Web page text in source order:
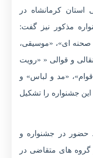
استان کرمانشاه در
مذکور نیز گفت:
صحنه ای»، «موسیقی،
و قوالی « «رویت
«مد و لباس» و
جشنواره را تشکیل
در جشنواره و
گروه های متقاضی در